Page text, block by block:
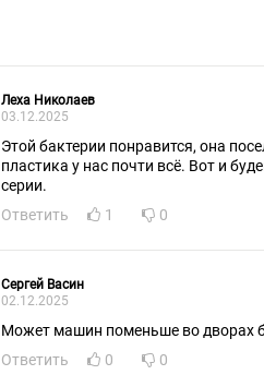
Леха Николаев
03.12.2025
Этой бактерии понравится, она
пластика у нас почти всё. Вот и
серии.
Ответить
1 0
Сергей Васин
02.12.2025
Может машин поменьше во дворах
Ответить
0 0